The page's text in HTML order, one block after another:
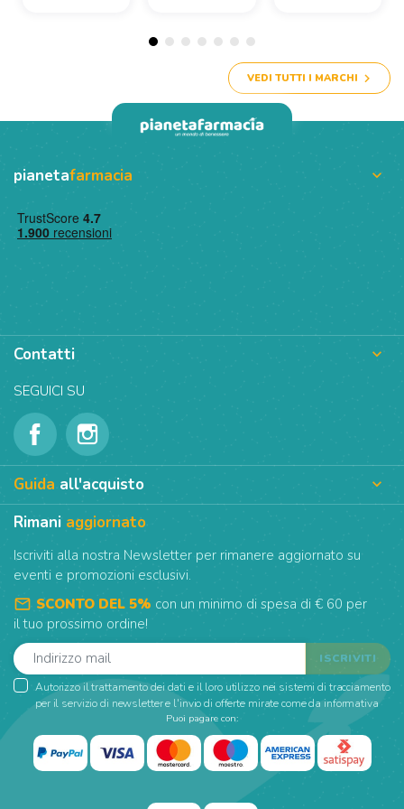
VEDI TUTTI I MARCHI
pianetafarmacia 
Contatti 
SEGUICI SU
Guida all'acquisto 
Rimani aggiornato
Iscriviti alla nostra Newsletter per rimanere aggiornato su
eventi e promozioni esclusivi.
mail_outline SCONTO DEL 5% con un minimo di spesa di € 60 per
il tuo prossimo ordine!
Autorizzo il trattamento dei dati e il loro utilizzo nei sistemi di tracciamento
per il servizio di newsletter e l'invio di offerte mirate come da informativa
Puoi pagare con: